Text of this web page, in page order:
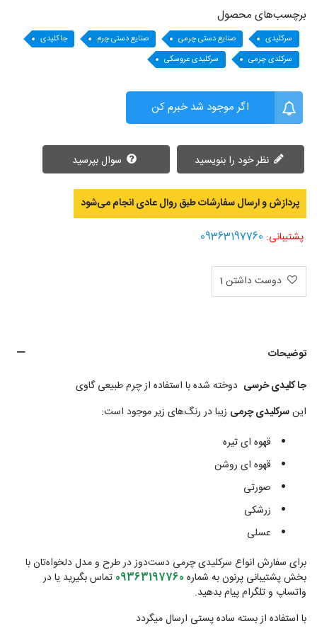
برچسب‌های محصول
سرکلیدی صنایع دستی چرمی صنایع دستی چرم
جاکلیدی
سرکلدی چرمی
سرکلیدی عروسکی
اگر موجود شد خبرم کن
نظر خود را بنویسید
پردازش و ارسال سفارشات طبق روال عادی انجام می‌‌شود
پشتیبانی: 09363197760
دوست داشتن 1
توضیحات
جا کلیدی خرسی دوخته شده با استفاده از چرم طبیعی گاوی
اینسرکلیدی چرمی زیبا در رنگ‌های زیر موجود است:
قهوه ای تیره
قهوه ای روشن
صورتی
زرشکی
عسلی
برای سفارش انواع سرکلیدی چرمی دست‌دوز در طرح و مدل دلخواه‌تان با
بخش پشتیبانی پرنون به شماره 09363197760 تماس بگیرید یا در
واتساپ و تلگرام پیام بدهید.
با استفاده از بسته ساده پستی ارسال میگردد